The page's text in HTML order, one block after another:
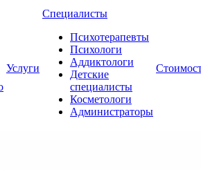
Услуги
Специалисты
Психотерапевты
Психологи
Аддиктологи
Детские
специалисты
Косметологи
Администраторы